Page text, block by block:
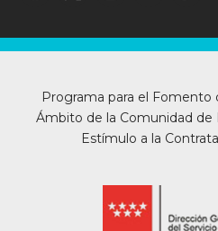
Programa para el Fomento
Ámbito de la Comunidad de
Estímulo a la